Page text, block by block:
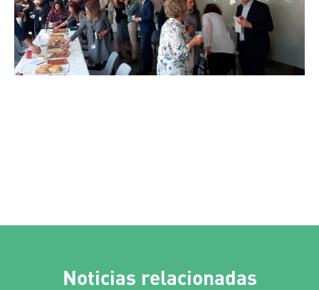
Noticias relacionadas